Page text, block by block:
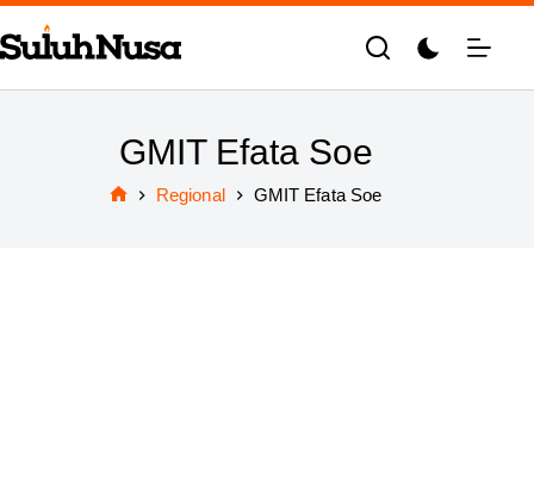
Skip
to
content
GMIT Efata Soe
Regional GMIT Efata Soe